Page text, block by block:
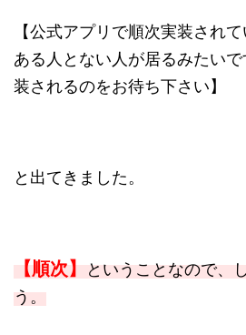
【公式アプリで順次実装され
ある人とない人が居るみたい
装されるのをお待ち下さい】
と出てきました。
【順次】ということなので、
う。